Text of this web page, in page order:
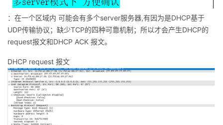
：在一个区域内 可能会有多个server服务器,有因为是DHCP基于
UDP传输协议；缺少TCP的四种可靠机制；所以才会产生DHCP的
request报文和DHCP ACK 报文。
DHCP request 报文